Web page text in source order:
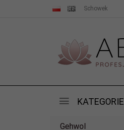
Schowek
KATEGORIE
Gehwol